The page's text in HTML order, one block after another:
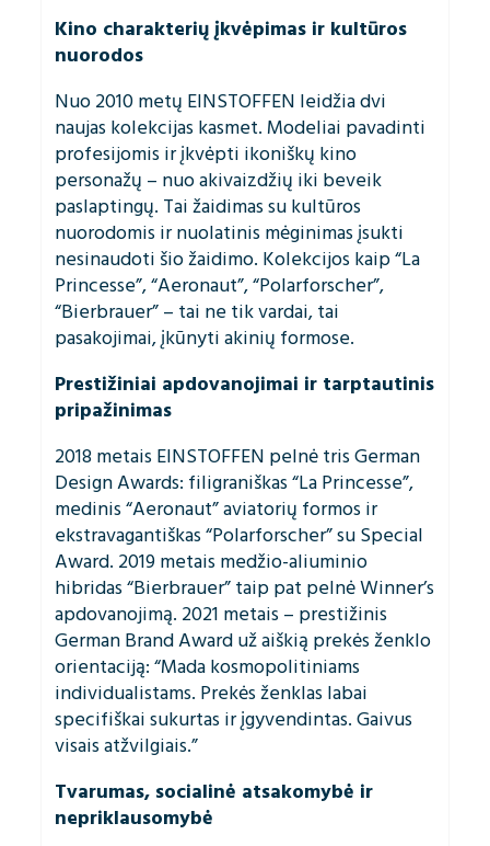
Kino charakterių įkvėpimas ir kultūros
nuorodos
Nuo 2010 metų EINSTOFFEN leidžia dvi
naujas kolekcijas kasmet. Modeliai pavadinti
profesijomis ir įkvėpti ikoniškų kino
personažų – nuo akivaizdžių iki beveik
paslaptingų. Tai žaidimas su kultūros
nuorodomis ir nuolatinis mėginimas įsukti
nesinaudoti šio žaidimo. Kolekcijos kaip “La
Princesse”, “Aeronaut”, “Polarforscher”,
“Bierbrauer” – tai ne tik vardai, tai
pasakojimai, įkūnyti akinių formose.
Prestižiniai apdovanojimai ir tarptautinis
pripažinimas
2018 metais EINSTOFFEN pelnė tris German
Design Awards: filigraniškas “La Princesse”,
medinis “Aeronaut” aviatorių formos ir
ekstravagantiškas “Polarforscher” su Special
Award. 2019 metais medžio-aliuminio
hibridas “Bierbrauer” taip pat pelnė Winner’s
apdovanojimą. 2021 metais – prestižinis
German Brand Award už aiškią prekės ženklo
orientaciją: “Mada kosmopolitiniams
individualistams. Prekės ženklas labai
specifiškai sukurtas ir įgyvendintas. Gaivus
visais atžvilgiais.”
Tvarumas, socialinė atsakomybė ir
nepriklausomybė